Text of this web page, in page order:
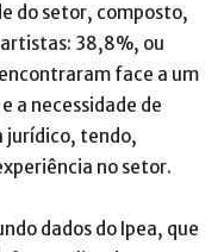
do setor, composto,
38,8%, ou
face a um
a necessidade de
jurídico, tendo,
no setor.
dados do Ipea, que